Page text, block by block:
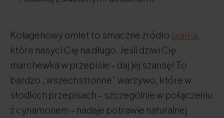
Kolagenowy omlet to smaczne źródło białka
które nasyci Cię na długo. Jeśli dziwi Cię
marchewka w przepisie – daj jej szansę! To
bardzo „wszechstronne” warzywo, które w
słodkich przepisach – szczególnie w połączeniu
z cynamonem – nadaje potrawie naturalnej